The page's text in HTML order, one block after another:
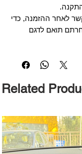
לאחר ההזמנה, כדי
תואם לדגם
Related